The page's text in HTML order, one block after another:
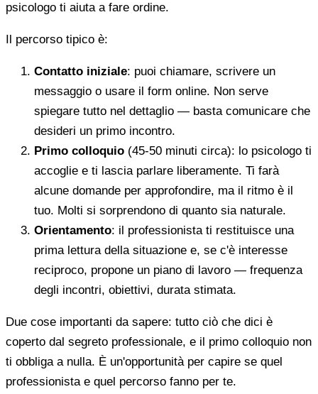
psicologo ti aiuta a fare ordine.
Il percorso tipico è:
Contatto iniziale: puoi chiamare, scrivere un
messaggio o usare il form online. Non serve
spiegare tutto nel dettaglio — basta comunicare che
desideri un primo incontro.
Primo colloquio (45-50 minuti circa): lo psicologo ti
accoglie e ti lascia parlare liberamente. Ti farà
alcune domande per approfondire, ma il ritmo è il
tuo. Molti si sorprendono di quanto sia naturale.
Orientamento: il professionista ti restituisce una
prima lettura della situazione e, se c'è interesse
reciproco, propone un piano di lavoro — frequenza
degli incontri, obiettivi, durata stimata.
Due cose importanti da sapere: tutto ciò che dici è
coperto dal segreto professionale, e il primo colloquio non
ti obbliga a nulla. È un'opportunità per capire se quel
professionista e quel percorso fanno per te.